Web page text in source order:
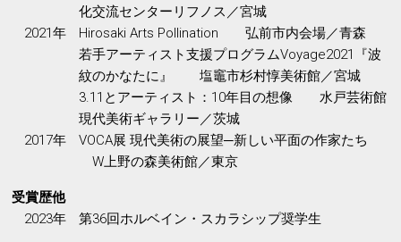
化交流センターリフノス／宮城
2021年
Hirosaki Arts Pollination 弘前市内会場／青森
若手アーティスト支援プログラムVoyage2021『波
紋のかなたに』 塩竈市杉村惇美術館／宮城
3.11とアーティスト：10年目の想像 水戸芸術館
現代美術ギャラリー／茨城
2017年
VOCA展 現代美術の展望─新しい平面の作家たち
W上野の森美術館／東京
受賞歴他
2023年
第36回ホルベイン・スカラシップ奨学生